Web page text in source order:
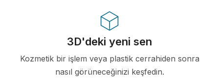
3D'deki yeni sen
Kozmetik bir işlem veya plastik cerrahiden sonra
nasıl görüneceğinizi keşfedin.